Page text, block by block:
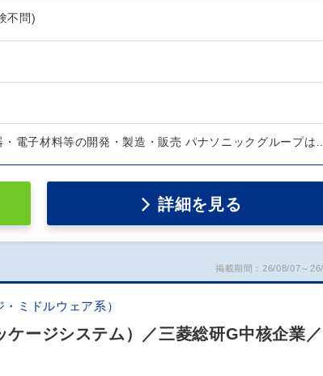
不問)
電子材料等の開発・製造・販売 パナソニックグループは…
詳細を見る
掲載期間：26/08/07～
ミドルウェア系）
ージシステム）／三菱総研G中核企業／